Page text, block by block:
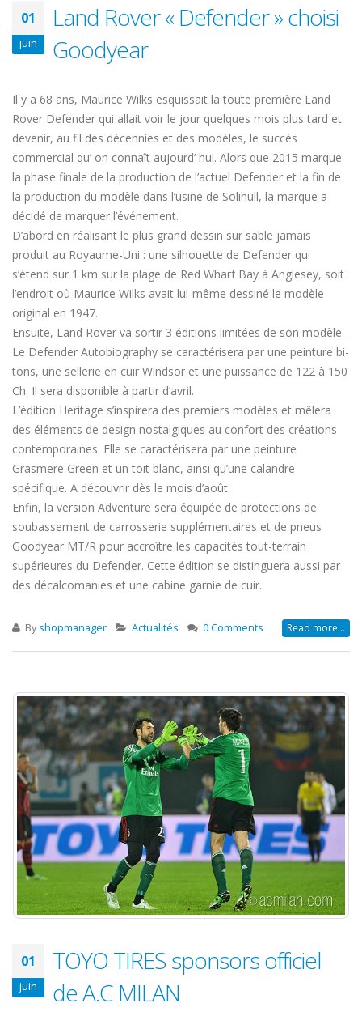
01
juin
Land Rover « Defender » choisi
Goodyear
Il y a 68 ans, Maurice Wilks esquissait la toute première Land
Rover Defender qui allait voir le jour quelques mois plus tard et
devenir, au fil des décennies et des modèles, le succès
commercial qu’ on connaît aujourd’ hui. Alors que 2015 marque
la phase finale de la production de l’actuel Defender et la fin de
la production du modèle dans l’usine de Solihull, la marque a
décidé de marquer l’événement.
D’abord en réalisant le plus grand dessin sur sable jamais
produit au Royaume-Uni : une silhouette de Defender qui
s’étend sur 1 km sur la plage de Red Wharf Bay à Anglesey, soit
l’endroit où Maurice Wilks avait lui-même dessiné le modèle
original en 1947.
Ensuite, Land Rover va sortir 3 éditions limitées de son modèle.
Le Defender Autobiography se caractérisera par une peinture bi-
tons, une sellerie en cuir Windsor et une puissance de 122 à 150
Ch. Il sera disponible à partir d’avril.
L’édition Heritage s’inspirera des premiers modèles et mêlera
des éléments de design nostalgiques au confort des créations
contemporaines. Elle se caractérisera par une peinture
Grasmere Green et un toit blanc, ainsi qu’une calandre
spécifique. A découvrir dès le mois d’août.
Enfin, la version Adventure sera équipée de protections de
soubassement de carrosserie supplémentaires et de pneus
Goodyear MT/R pour accroître les capacités tout-terrain
supérieures du Defender. Cette édition se distinguera aussi par
des décalcomanies et une cabine garnie de cuir.
By shopmanager Actualités 0 Comments Read more...
01
juin
TOYO TIRES sponsors officiel
de A.C MILAN